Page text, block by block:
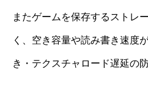
またゲームを保存するストレ
く、空き容量や読み書き速度
き・テクスチャロード遅延の